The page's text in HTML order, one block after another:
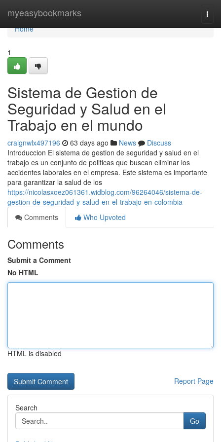
myeasybookmarks
Home
Home
1
Sistema de Gestion de
Seguridad y Salud en el
Trabajo en el mundo
craignwlx497196 63 days ago News
Discuss
Introduccion El sistema de gestion de seguridad y salud en el
trabajo es un conjunto de politicas que buscan eliminar los
accidentes laborales en el empresa. Este sistema es importante
para garantizar la salud de los
https://nicolasxoez061361.widblog.com/96264046/sistema-de-
gestion-de-seguridad-y-salud-en-el-trabajo-en-colombia
Comments
Who Upvoted
Comments
Submit a Comment
No HTML
HTML is disabled
Report Page
Search
Go